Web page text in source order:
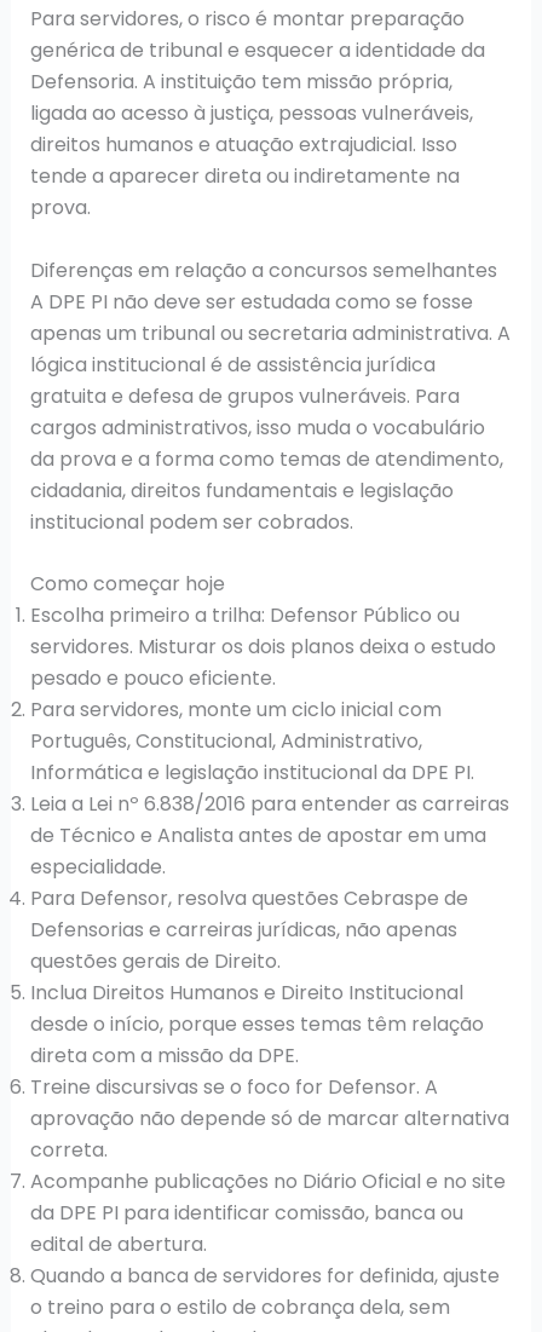
Para servidores, o risco é montar preparação
genérica de tribunal e esquecer a identidade da
Defensoria. A instituição tem missão própria,
ligada ao acesso à justiça, pessoas vulneráveis,
direitos humanos e atuação extrajudicial. Isso
tende a aparecer direta ou indiretamente na
prova.
Diferenças em relação a concursos semelhantes
A DPE PI não deve ser estudada como se fosse
apenas um tribunal ou secretaria administrativa. A
lógica institucional é de assistência jurídica
gratuita e defesa de grupos vulneráveis. Para
cargos administrativos, isso muda o vocabulário
da prova e a forma como temas de atendimento,
cidadania, direitos fundamentais e legislação
institucional podem ser cobrados.
Como começar hoje
Escolha primeiro a trilha: Defensor Público ou
servidores. Misturar os dois planos deixa o estudo
pesado e pouco eficiente.
Para servidores, monte um ciclo inicial com
Português, Constitucional, Administrativo,
Informática e legislação institucional da DPE PI.
Leia a Lei nº 6.838/2016 para entender as carreiras
de Técnico e Analista antes de apostar em uma
especialidade.
Para Defensor, resolva questões Cebraspe de
Defensorias e carreiras jurídicas, não apenas
questões gerais de Direito.
Inclua Direitos Humanos e Direito Institucional
desde o início, porque esses temas têm relação
direta com a missão da DPE.
Treine discursivas se o foco for Defensor. A
aprovação não depende só de marcar alternativa
correta.
Acompanhe publicações no Diário Oficial e no site
da DPE PI para identificar comissão, banca ou
edital de abertura.
Quando a banca de servidores for definida, ajuste
o treino para o estilo de cobrança dela, sem